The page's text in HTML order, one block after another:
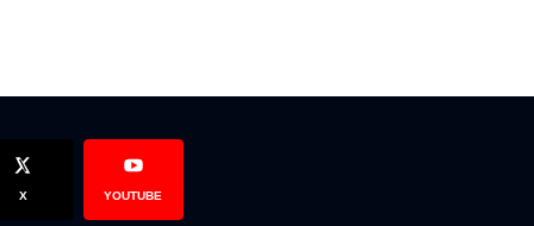
de Espaillat Carlos Gómez estuvo en compañía de los
X YOUTUBE